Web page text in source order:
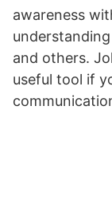
awareness
and others.
useful tool if